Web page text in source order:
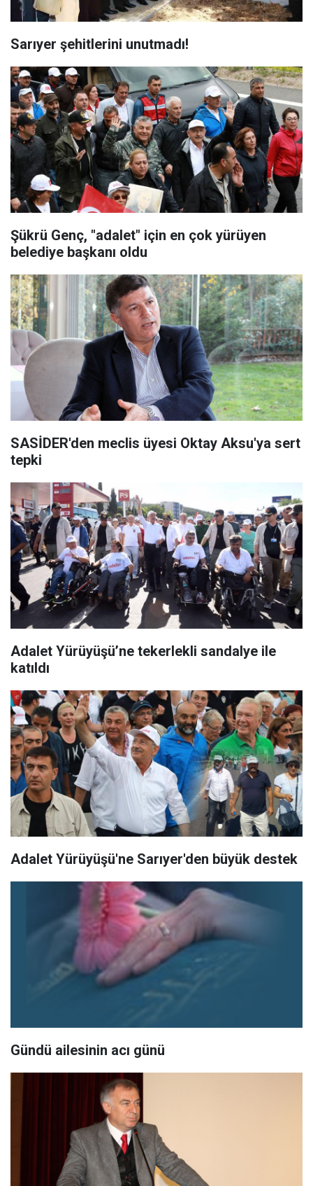
Sarıyer şehitlerini unutmadı!
Şükrü Genç, "adalet" için en çok yürüyen
belediye başkanı oldu
SASİDER'den meclis üyesi Oktay Aksu'ya sert
tepki
Adalet Yürüyüşü’ne tekerlekli sandalye ile
katıldı
Adalet Yürüyüşü'ne Sarıyer'den büyük destek
Gündü ailesinin acı günü